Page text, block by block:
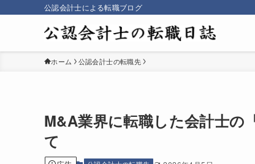
公認会計士による転職ブログ
ホーム 公認会計士の転職先
M&A業界に転職した会計士の
て